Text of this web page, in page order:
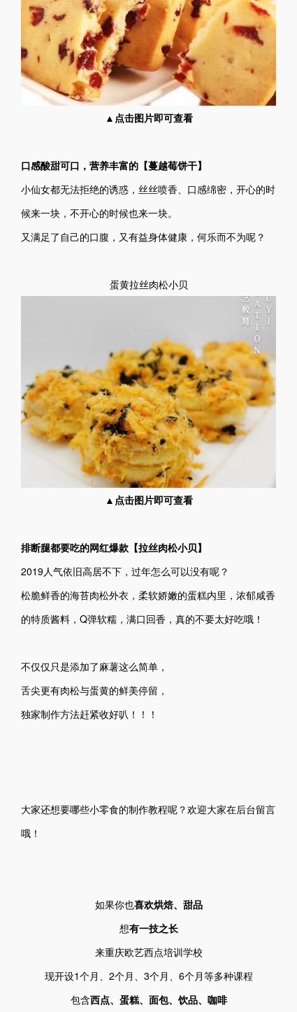
▲点击图片即可查看
口感酸甜可口，营养丰富的【蔓越莓饼干】
小仙女都无法拒绝的诱惑，丝丝喷香、口感绵密，开心的时
候来一块，不开心的时候也来一块。
又满足了自己的口腹，又有益身体健康，何乐而不为呢？
蛋黄拉丝肉松小贝
▲点击图片即可查看
排断腿都要吃的网红爆款【拉丝肉松小贝】
2019人气依旧高居不下，过年怎么可以没有呢？
松脆鲜香的海苔肉松外衣，柔软娇嫩的蛋糕内里，浓郁咸香
的特质酱料，Q弹软糯，满口回香，真的不要太好吃哦！
不仅仅只是添加了麻薯这么简单，
舌尖更有肉松与蛋黄的鲜美停留，
独家制作方法赶紧收好叭！！！
大家还想要哪些小零食的制作教程呢？欢迎大家在后台留言
哦！
如果你也喜欢烘焙、甜品
想有一技之长
来重庆欧艺西点培训学校
现开设1个月、2个月、3个月、6个月等多种课程
包含西点、蛋糕、面包、饮品、咖啡